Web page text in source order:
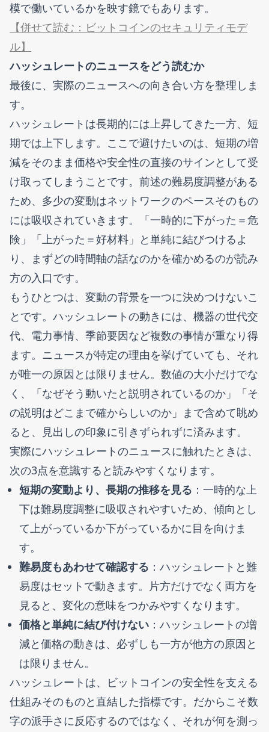
模で働いているかを映す鏡でもあります。
【併せて読む：ビットコインのセキュリティモデ
ル】
ハッシュレートのニュースをどう読むか
最後に、実際のニュースへの向き合い方を整理しま
す。
ハッシュレートは長期的には上昇してきた一方、短
期では上下します。ここで避けたいのは、短期の増
減をそのまま価格や安全性の直接のサインとして受
け取ってしまうことです。前述の難易度調整がある
ため、多少の変動はネットワークのペースそのもの
には吸収されていきます。「一時的に下がった＝危
険」「上がった＝好材料」と単純に結びつけるよ
り、まずどの時間軸の話なのかを確かめるのが読み
方の入口です。
もうひとつは、変動の背景を一つに決めつけないこ
とです。ハッシュレートの動きには、機器の世代交
代、電力事情、季節要因など複数の事情が重なり得
ます。ニュースが特定の理由を挙げていても、それ
が唯一の原因とは限りません。数値の大小だけでな
く、「なぜそう動いたと説明されているのか」「そ
の説明はどこまで確からしいのか」まで含めて眺め
ると、見出しの印象に引きずられずに済みます。
実際にハッシュレートのニュースに触れたときは、
次の3点を意識すると読みやすくなります。
短期の変動より、長期の推移を見る ：一時的な上
下は難易度調整に吸収されやすいため、傾向とし
て上がっているか下がっているかに目を向けま
す。
難易度もあわせて確認する ：ハッシュレートと難
易度はセットで動きます。片方だけでなく両方を
見ると、変化の意味をつかみやすくなります。
価格と単純に結び付けない ：ハッシュレートの増
減と価格の動きは、必ずしも一方が他方の原因と
は限りません。
ハッシュレートは、ビットコインの安全性を支える
仕組みそのものと直結した指標です。だからこそ数
字の派手さに反応するのではなく、それが何を測っ